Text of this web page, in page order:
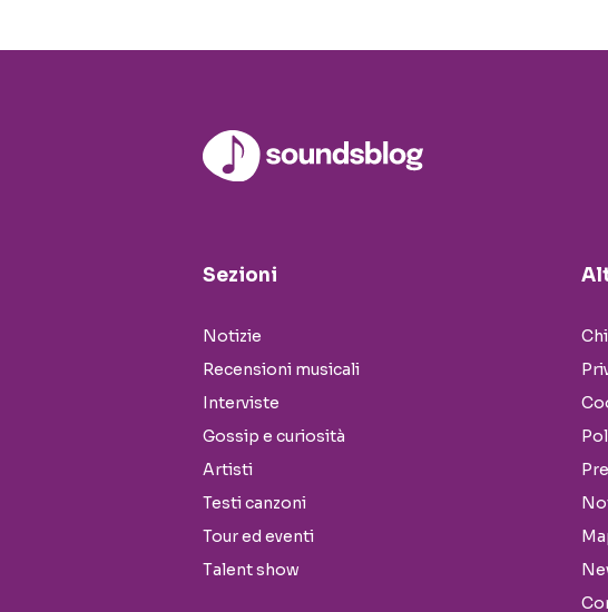
Sezioni
Notizie
Recensioni musicali
Interviste
Gossip e curiosità
Artisti
Testi canzoni
Tour ed eventi
Talent show